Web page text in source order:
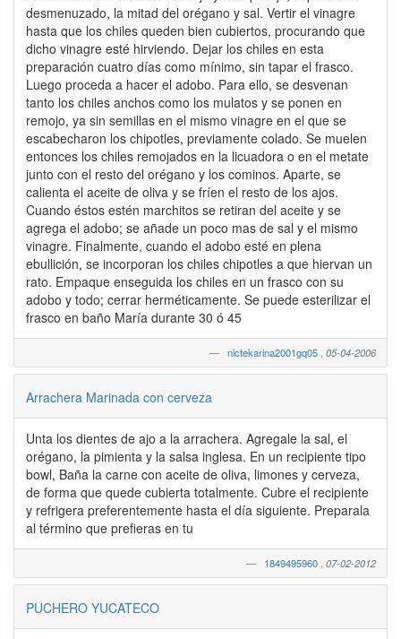
desmenuzado, la mitad del orégano y sal. Vertir el vinagre
hasta que los chiles queden bien cubiertos, procurando que
dicho vinagre esté hirviendo. Dejar los chiles en esta
preparación cuatro días como mínimo, sin tapar el frasco.
Luego proceda a hacer el adobo. Para ello, se desvenan
tanto los chiles anchos como los mulatos y se ponen en
remojo, ya sin semillas en el mismo vinagre en el que se
escabecharon los chipotles, previamente colado. Se muelen
entonces los chiles remojados en la licuadora o en el metate
junto con el resto del orégano y los cominos. Aparte, se
calienta el aceite de oliva y se fríen el resto de los ajos.
Cuando éstos estén marchitos se retiran del aceite y se
agrega el adobo; se añade un poco mas de sal y el mismo
vinagre. Finalmente, cuando el adobo esté en plena
ebullición, se incorporan los chiles chipotles a que hiervan un
rato. Empaque enseguida los chiles en un frasco con su
adobo y todo; cerrar herméticamente. Se puede esterilizar el
frasco en baño María durante 30 ó 45
nictekarina2001gq05 05-04-2006
Arrachera Marinada con cerveza
Unta los dientes de ajo a la arrachera. Agregale la sal, el
orégano, la pimienta y la salsa inglesa. En un recipiente tipo
bowl, Baña la carne con aceite de oliva, limones y cerveza,
de forma que quede cubierta totalmente. Cubre el recipiente
y refrigera preferentemente hasta el día siguiente. Preparala
al término que prefieras en tu
1849495960 07-02-2012
PUCHERO YUCATECO